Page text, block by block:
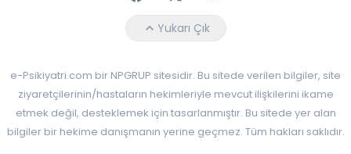
FaceebokTwitterYoutube
Yukarı Çık
e-Psikiyatri.com bir NPGRUP sitesidir. Bu sitede verilen bilgiler, site
ziyaretçilerinin/hastaların hekimleriyle mevcut ilişkilerini ikame
etmek değil, desteklemek için tasarlanmıştır. Bu sitede yer alan
bilgiler bir hekime danışmanın yerine geçmez. Tüm hakları saklıdır.